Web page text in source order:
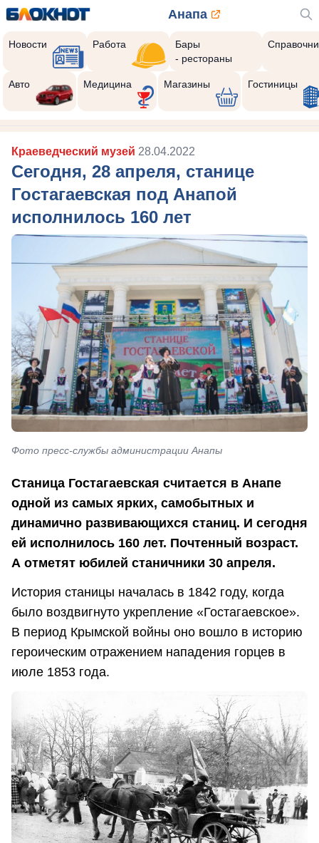
Анапа
Новости Работа
Бары
- рестораны
Авто Медицина Магазины Гостиницы
Краеведческий музей 28.04.2022
Сегодня, 28 апреля, станице
Гостагаевская под Анапой
исполнилось 160 лет
Фото пресс-службы администрации Анапы
Станица Гостагаевская считается в Анапе
одной из самых ярких, самобытных и
динамично развивающихся станиц. И сегодня
ей исполнилось 160 лет. Почтенный возраст.
А отметят юбилей станичники 30 апреля.
История станицы началась в 1842 году, когда
было воздвигнуто укрепление «Гостагаевское».
В период Крымской войны оно вошло в историю
героическим отражением нападения горцев в
июле 1853 года.